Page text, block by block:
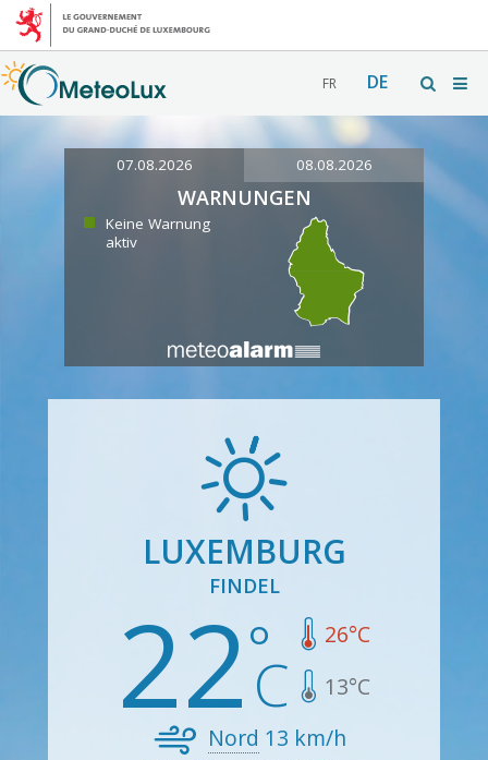
FR DE
07.08.2026 08.08.2026
WARNUNGEN
Keine Warnung
aktiv
LUXEMBURG
FINDEL
22 26°C
13°C
Nord 13 km/h